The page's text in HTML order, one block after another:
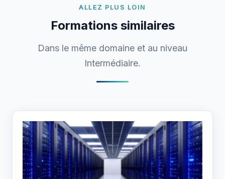
ALLEZ PLUS LOIN
Formations similaires
Dans le même domaine et au niveau
Intermédiaire.